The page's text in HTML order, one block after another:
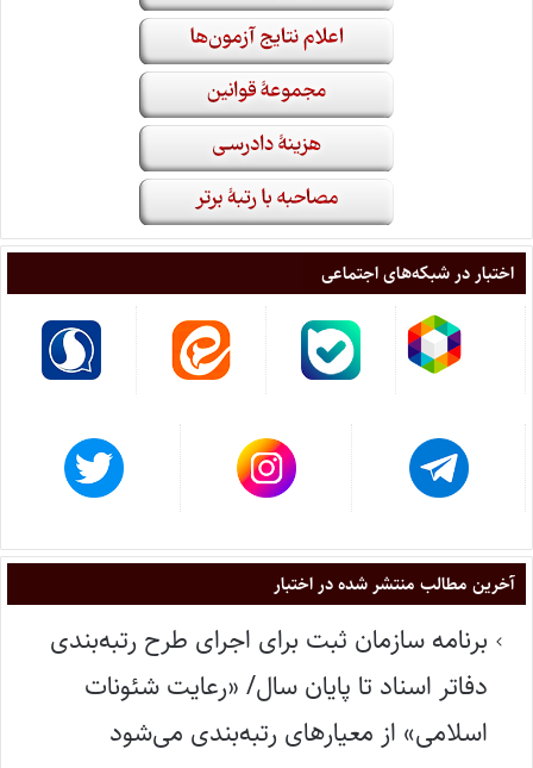
اختبار در شبکه‌های اجتماعی
آخرین مطالب منتشر شده در اختبار
برنامه سازمان ثبت برای اجرای طرح رتبه‌بندی
دفاتر اسناد تا پایان سال/ «رعایت شئونات
اسلامی» از معیارهای رتبه‌بندی می‌شود